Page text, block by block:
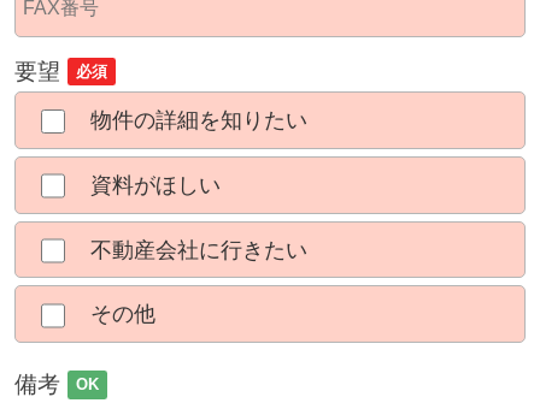
要望 必須
物件の詳細を知りたい
資料がほしい
不動産会社に行きたい
その他
備考 OK